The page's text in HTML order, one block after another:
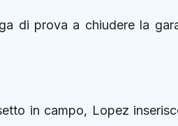
di prova a chiudere la
in campo, Lopez